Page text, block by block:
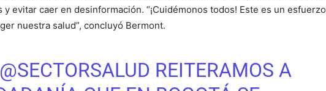
y evitar caer en desinformación. “¡Cuidémonos todos! Este es un esfuerzo
nuestra salud”, concluyó Bermont.
@SECTORSALUD REITERAMOS A